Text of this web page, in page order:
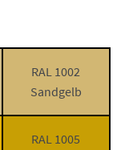
RAL 1002
Sandgelb
RAL 1005